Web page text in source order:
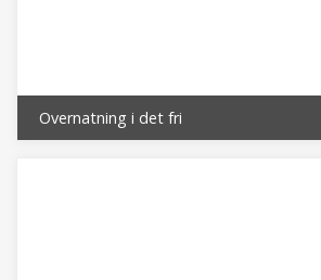
Overnatning i det fri